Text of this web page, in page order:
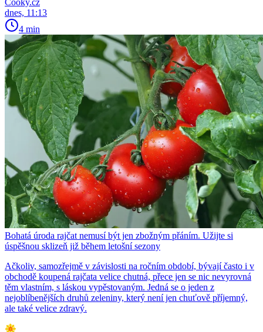
Cooky.cz
dnes, 11:13
4 min
Bohatá úroda rajčat nemusí být jen zbožným přáním. Užijte si
úspěšnou sklizeň již během letošní sezony
Ačkoliv, samozřejmě v závislosti na ročním období, bývají často i v
obchodě koupená rajčata velice chutná, přece jen se nic nevyrovná
těm vlastním, s láskou vypěstovaným. Jedná se o jeden z
nejoblíbenějších druhů zeleniny, který není jen chuťově příjemný,
ale také velice zdravý.